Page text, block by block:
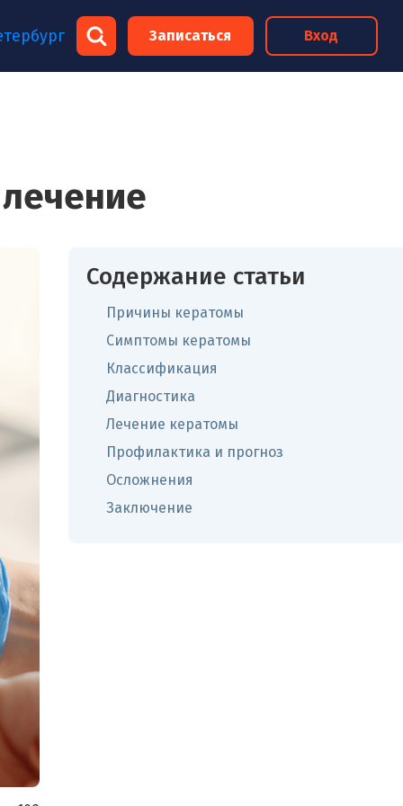
Записаться Вход
Содержание статьи
Причины кератомы
Симптомы кератомы
Классификация
Диагностика
Лечение кератомы
Профилактика и прогноз
Осложнения
Заключение
×